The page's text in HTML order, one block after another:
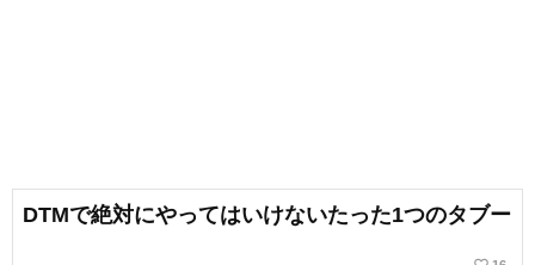
DTMで絶対にやってはいけないたった1つのタブー